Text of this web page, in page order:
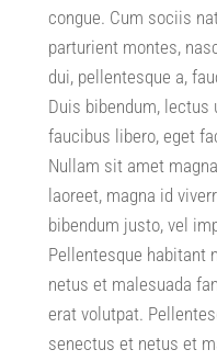
congue. Cum sociis
parturient montes,
dui, pellentesque a,
Duis bibendum, lectus
faucibus libero,eget
Nullam sit amet
laoreet, magna id
bibendum justo,vel
Pellentesque habitant
netus et malesuada
erat volutpat.
senectus et netus et